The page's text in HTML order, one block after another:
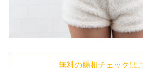
無料の腸相チェックは